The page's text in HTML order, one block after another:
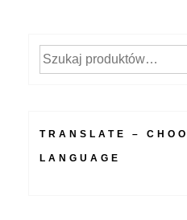
Szukaj:
TRANSLATE –
LANGUAGE